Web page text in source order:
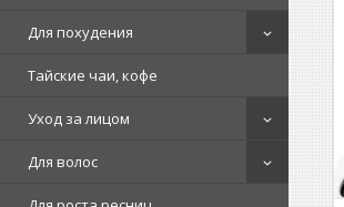
Для похудения
Тайские чаи, кофе
Уход за лицом
Для волос